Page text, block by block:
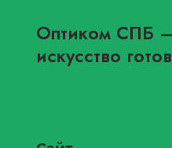
Оптиком СПБ
искусство